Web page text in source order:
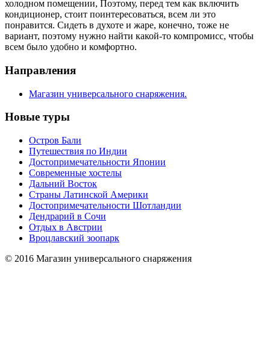
холодном помещении, Поэтому, перед тем как включить
кондиционер, стоит поинтересоваться, всем ли это
понравится. Сидеть в духоте и жаре, конечно, тоже не
вариант, поэтому нужно найти какой-то компромисс, чтобы
всем было удобно и комфортно.
Направления
Магазин универсального снаряжения.
Новые туры
Остров Бали
Путешествия по Индии
Достопримечательности Японии
Современные хостелы
Дальний Восток
Страны Латинской Америки
Достопримечательности Шотландии
Дендрарий в Сочи
Отдых в Австрии
Вроцлавский зоопарк
© 2016 Магазин универсального снаряжения